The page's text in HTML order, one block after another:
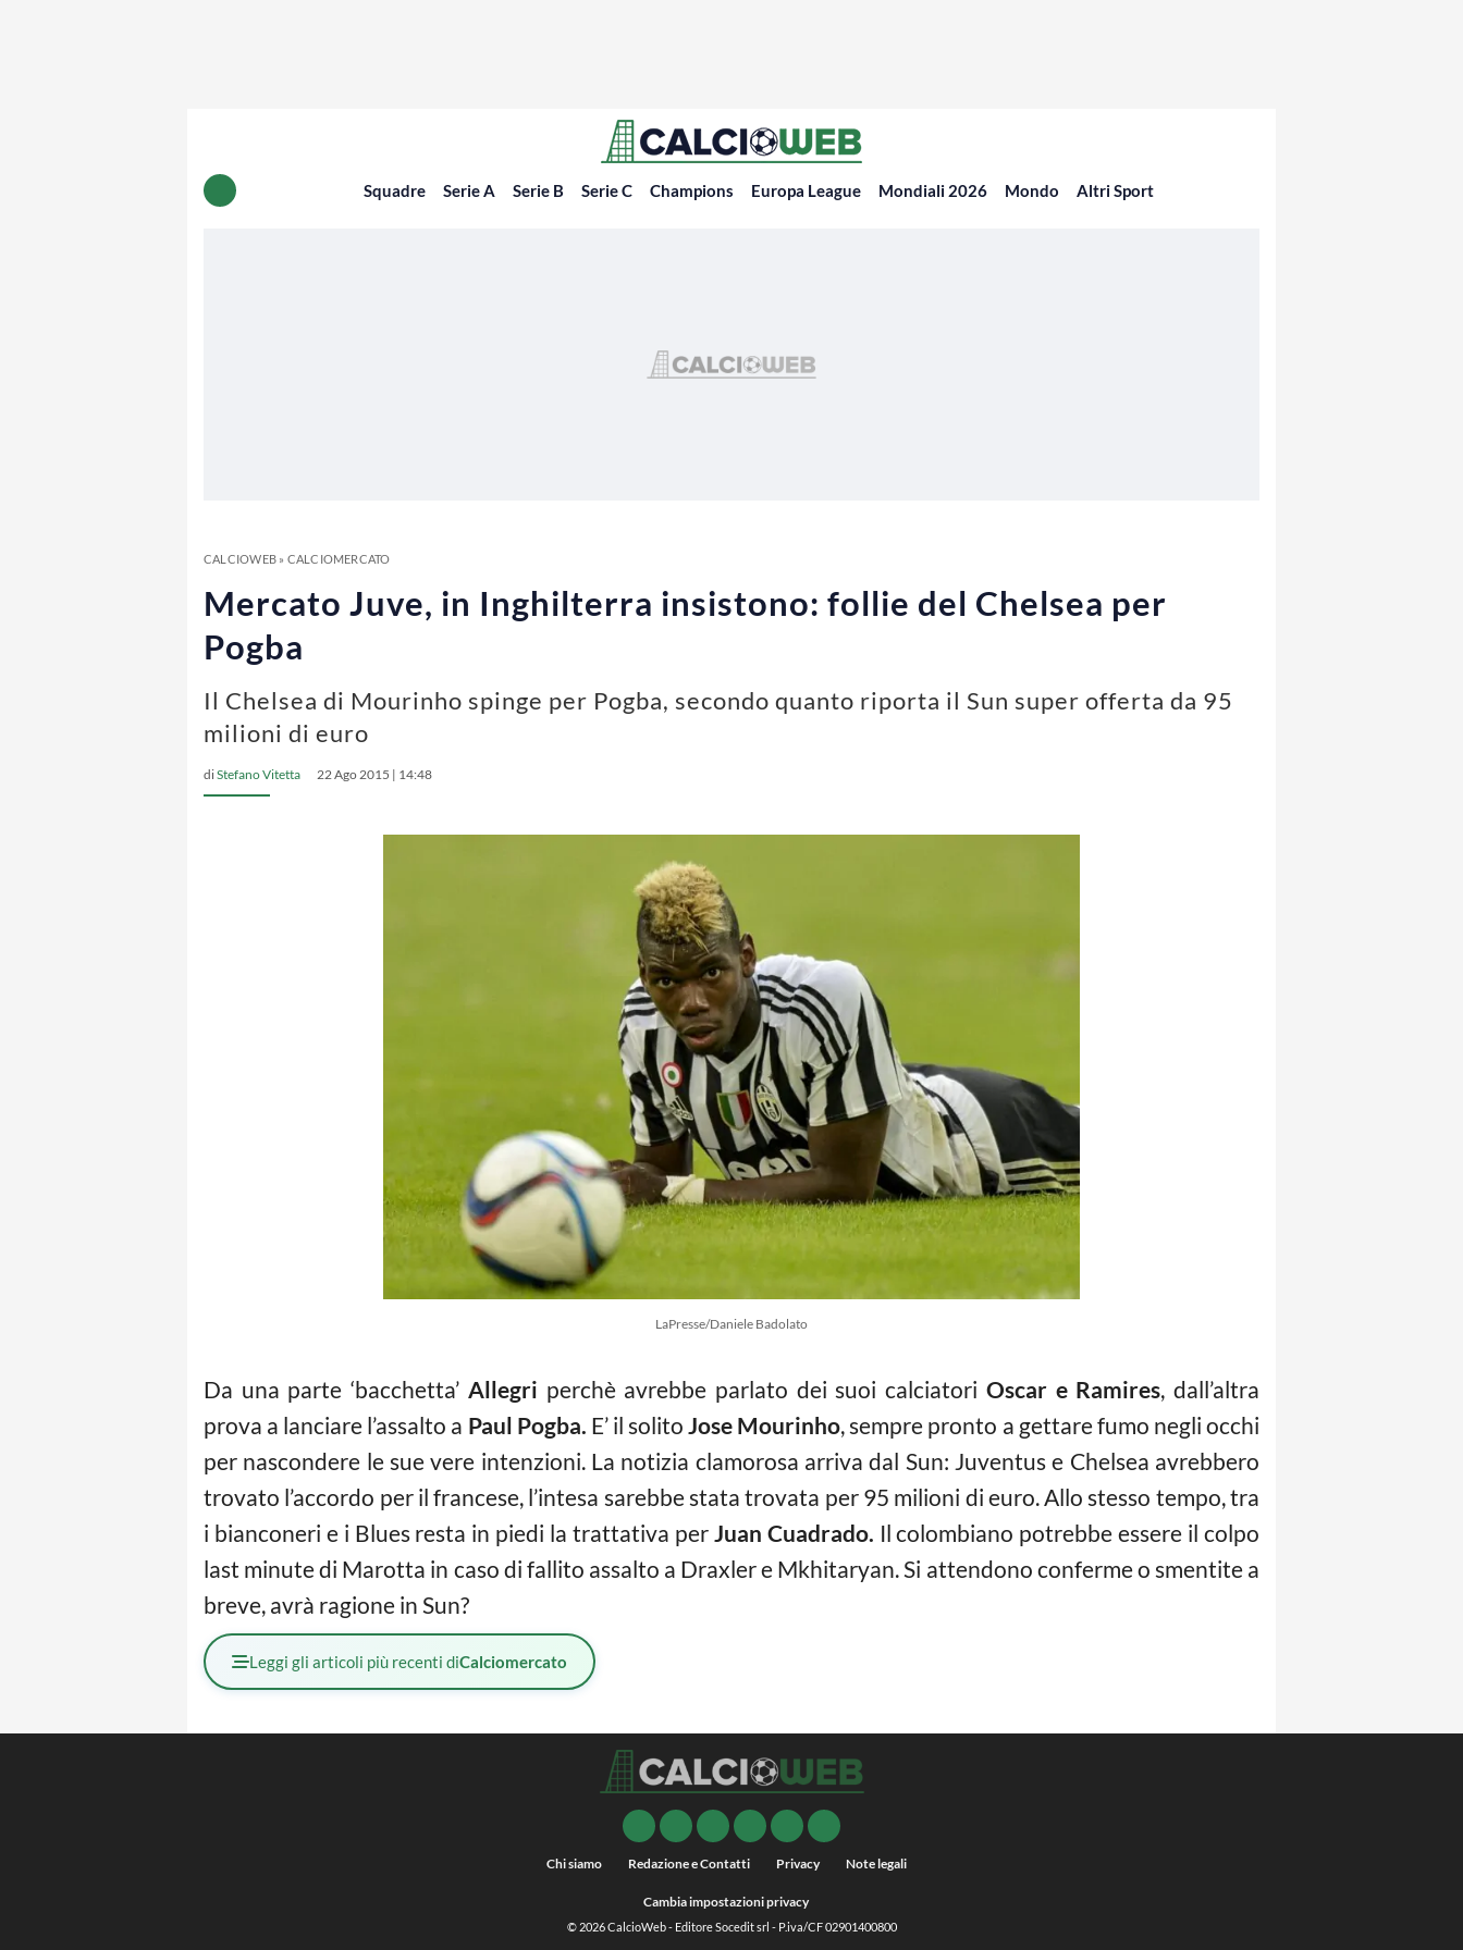
Squadre Serie A Serie B Serie C Champions Europa League Mondiali 2026 Mondo Altri Sport
CALCIOWEB» CALCIOMERCATO
Mercato Juve, in Inghilterra insistono: follie del Chelsea per
Pogba
Il Chelsea di Mourinho spinge per Pogba, secondo quanto riporta il Sun super offerta da 95
milioni di euro
diStefano Vitetta 22 Ago 2015 | 14:48
LaPresse/Daniele Badolato
Da una parte ‘bacchetta’ Allegri perchè avrebbe parlato dei suoi calciatori Oscar e Ramires, dall’altra
prova a lanciare l’assalto a Paul Pogba. E’ il solitoJose Mourinho, sempre pronto a gettare fumo negli occhi
per nascondere le sue vere intenzioni. La notizia clamorosa arriva dal Sun: Juventus e Chelsea avrebbero
trovato l’accordo per il francese, l’intesa sarebbe stata trovata per 95 milioni di euro. Allo stesso tempo, tra
i bianconeri e i Blues resta in piedi la trattativa per Juan Cuadrado. Il colombiano potrebbe essere il colpo
last minute di Marotta in caso di fallito assalto a Draxler e Mkhitaryan. Si attendono conferme o smentite a
breve, avrà ragione in Sun?
Leggi gli articoli più recenti diCalciomercato
Chi siamo Redazione e Contatti Privacy Note legali
Cambia impostazioni privacy
© 2026CalcioWeb- Editore Socedit srl - P.iva/CF 02901400800